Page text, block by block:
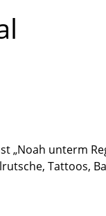
„Noah unterm
Tattoos,